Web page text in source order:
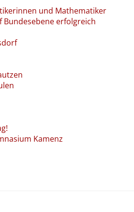
und Mathematiker
Bundesebene erfolgreich
Kamenz